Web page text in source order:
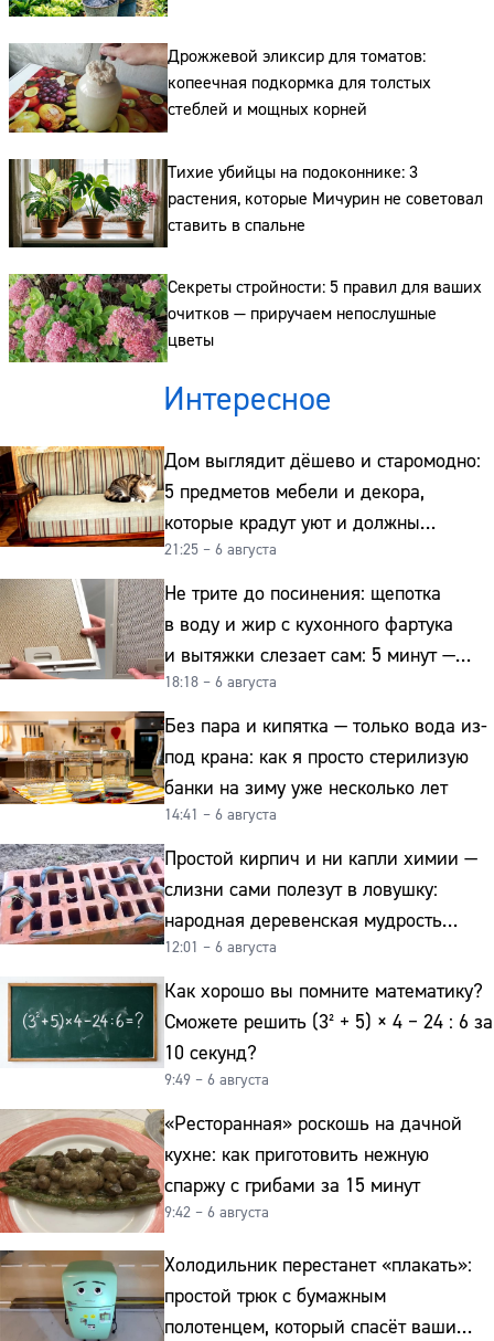
Дрожжевой эликсир для томатов:
копеечная подкормка для толстых
стеблей и мощных корней
Тихие убийцы на подоконнике: 3
растения, которые Мичурин не советовал
ставить в спальне
Секреты стройности: 5 правил для ваших
очитков — приручаем непослушные
цветы
Интересное
Дом выглядит дёшево и старомодно:
5 предметов мебели и декора,
которые крадут уют и должны
отправиться на свалку прямо сейчас
21:25 – 6 августа
Не трите до посинения: щепотка
в воду и жир с кухонного фартука
и вытяжки слезает сам: 5 минут —
и сверкает как новая
18:18 – 6 августа
Без пара и кипятка — только вода из-
под крана: как я просто стерилизую
банки на зиму уже несколько лет
14:41 – 6 августа
Простой кирпич и ни капли химии —
слизни сами полезут в ловушку:
народная деревенская мудрость
реально работает
12:01 – 6 августа
Как хорошо вы помните математику?
Сможете решить (3² + 5) × 4 − 24 : 6 за
10 секунд?
9:49 – 6 августа
«Ресторанная» роскошь на дачной
кухне: как приготовить нежную
спаржу с грибами за 15 минут
9:42 – 6 августа
Холодильник перестанет «плакать»:
простой трюк с бумажным
полотенцем, который спасёт ваши